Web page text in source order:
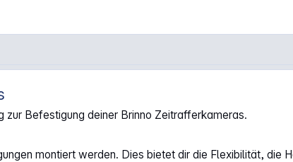
Befestigung deiner Brinno Zeitrafferkameras.
montiert werden. Dies bietet dir die Flexibilität, die